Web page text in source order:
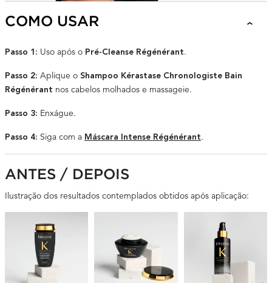
COMO USAR
Passo 1: Uso após o Pré-Cleanse Régénérant.
Passo 2: Aplique o Shampoo Kérastase Chronologiste Bain
Régénérant nos cabelos molhados e massageie.
Passo 3: Enxágue.
Passo 4: Siga com a Máscara Intense Régénérant.
B/A PRODUCT CAROUSEL
ANTES / DEPOIS
Ilustração dos resultados contemplados obtidos após aplicação: